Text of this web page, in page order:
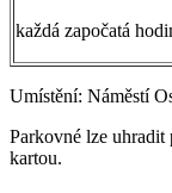
každá započatá
Umístění: Náměstí
Parkovné lze uhradit
kartou.